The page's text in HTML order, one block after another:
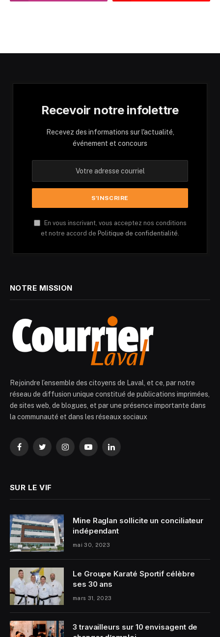
Recevoir notre infolettre
Recevez des informations sur l'actualité,
événement et concours
En vous inscrivant, vous acceptez nos conditions
et notre accord de Politique de confidentialité.
NOTRE MISSION
Rejoindre l’ensemble des citoyens de Laval, et ce, par notre
réseau de diffusion unique constitué de publications imprimées,
de sites web, de blogues, et par une présence importante dans
la communauté et dans les réseaux sociaux
FacebookTwitterInstagramYouTubeLinkedIn
SUR LE VIF
Mine Raglan sollicite un conciliateur
indépendant
mai 30, 2023
Le Groupe Karaté Sportif célèbre
ses 30 ans
mars 31, 2023
3 travailleurs sur 10 envisagent de